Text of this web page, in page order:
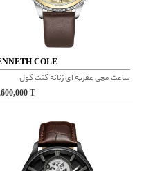
KENNETH COLE
ساعت مچی عقربه ای زنانه کنت کول
16,600,000